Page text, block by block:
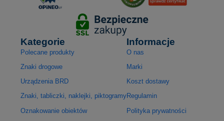
Kategorie
Polecane produkty
Znaki drogowe
Urządzenia BRD
Znaki, tabliczki, naklejki, piktogramy
Oznakowanie obiektów
Informacje
O nas
Marki
Koszt dostawy
Regulamin
Polityka prywatności